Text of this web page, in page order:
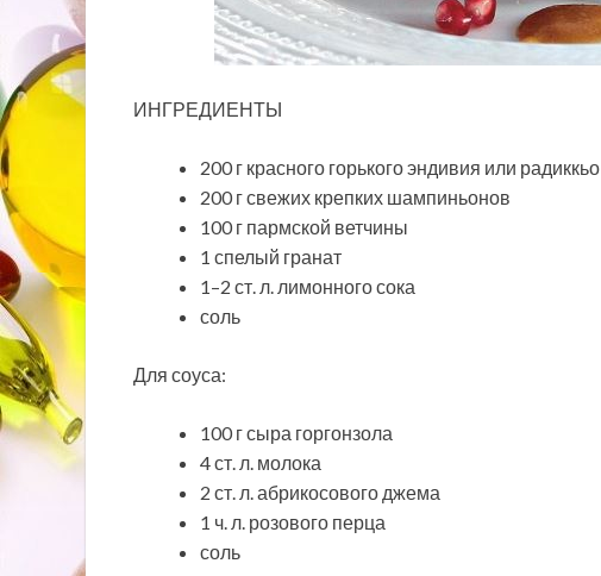
ИНГРЕДИЕНТЫ
200 г красного горького эндивия или радиккьо
200 г свежих крепких шампиньонов
100 г пармской ветчины
1 спелый гранат
1–2 ст. л. лимонного сока
соль
Для соуса:
100 г сыра горгонзола
4 ст. л. молока
2 ст. л. абрикосового джема
1 ч. л. розового перца
соль